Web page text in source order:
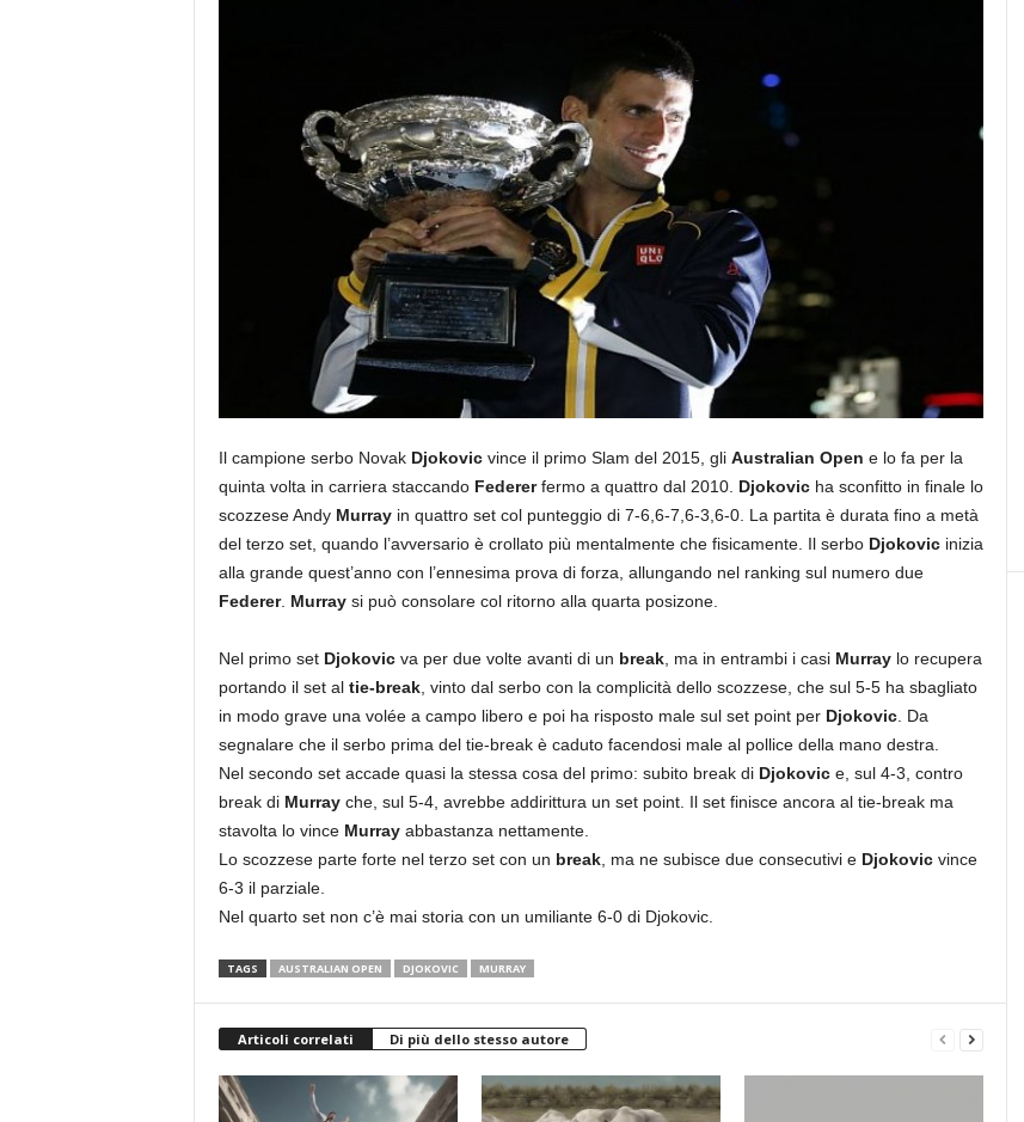
Il campione serbo Novak Djokovicvince il primo Slam del 2015, gli Australian Open e lo fa per la
quinta volta in carriera staccando Federerfermo a quattro dal 2010. Djokovicha sconfitto in finale lo
scozzese Andy Murrayin quattro set col punteggio di 7-6,6-7,6-3,6-0. La partita è durata fino a metà
del terzo set, quando l’avversario è crollato più mentalmente che fisicamente. Il serbo Djokovicinizia
alla grande quest’anno con l’ennesima prova di forza, allungando nel ranking sul numero due
Federer. Murraysi può consolare col ritorno alla quarta posizone.
Nel primo set Djokovicva per due volte avanti di un break, ma in entrambi i casi Murraylo recupera
portando il set al tie-break, vinto dal serbo con la complicità dello scozzese, che sul 5-5 ha sbagliato
in modo grave una volée a campo libero e poi ha risposto male sul set point per Djokovic. Da
segnalare che il serbo prima del tie-break è caduto facendosi male al pollice della mano destra.
Nel secondo set accade quasi la stessa cosa del primo: subito break di Djokovice, sul 4-3, contro
break di Murrayche, sul 5-4, avrebbe addirittura un set point. Il set finisce ancora al tie-break ma
stavolta lo vince Murrayabbastanza nettamente.
Lo scozzese parte forte nel terzo set con un break, ma ne subisce due consecutivi e Djokovicvince
6-3 il parziale.
Nel quarto set non c’è mai storia con un umiliante 6-0 di Djokovic.
TAGS AUSTRALIAN OPEN DJOKOVIC MURRAY
Articoli correlati Di più dello stesso autore